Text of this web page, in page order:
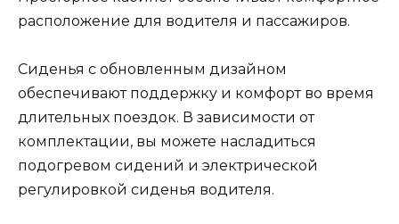
расположение для водителя и пассажиров.
Сиденья с обновленным дизайном
обеспечивают поддержку и комфорт во время
длительных поездок. В зависимости от
комплектации, вы можете насладиться
подогревом сидений и электрической
регулировкой сиденья водителя.